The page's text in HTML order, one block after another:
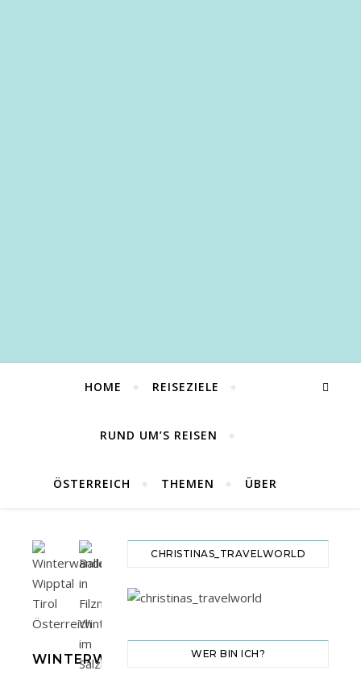
HOME REISEZIELE
RUND UM’S REISEN
ÖSTERREICH THEMEN ÜBER
WINTERWANDERUNGEN
CHRISTINAS_TRAVELWORLD
WER BIN ICH?